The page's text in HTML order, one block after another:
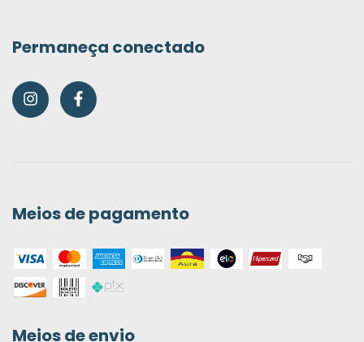
Permaneça conectado
Meios de pagamento
Meios de envio